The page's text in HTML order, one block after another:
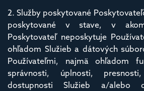
2. Služby poskytované
poskytované v stave, v
Poskytovateľ neposkytuje
ohľadom Služieb a dátových
Používateľmi, najmä ohľadom
správnosti, úplnosti,
dostupnosti Služieb a/alebo